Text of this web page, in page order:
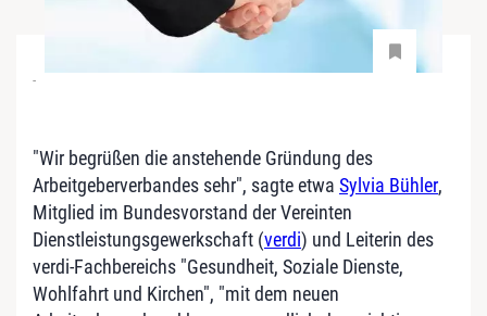
-
"Wir begrüßen die anstehende Gründung des
Arbeitgeberverbandes sehr", sagte etwa Sylvia Bühler,
Mitglied im Bundesvorstand der Vereinten
Dienstleistungsgewerkschaft (verdi) und Leiterin des
verdi-Fachbereichs "Gesundheit, Soziale Dienste,
Wohlfahrt und Kirchen", "mit dem neuen